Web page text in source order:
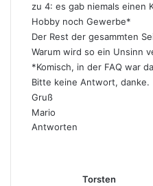
zu 4: es gab niemals einen
Hobby noch Gewerbe*
Der Rest der gesammten
Warum wird so ein Unsinn
*Komisch, in der FAQ war
Bitte keine Antwort, danke.
Gruß
Mario
Antworten
Torsten